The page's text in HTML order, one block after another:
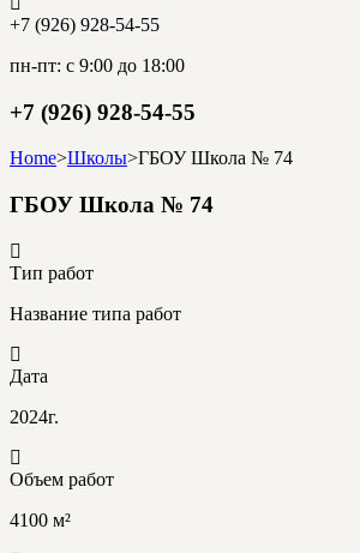
+7 (926) 928-54-55
пн-пт: с 9:00 до 18:00
+7 (926) 928-54-55
Home>Школы>ГБОУ Школа № 74
ГБОУ Школа № 74
Тип работ
Название типа работ
Дата
2024г.
Объем работ
4100 м²